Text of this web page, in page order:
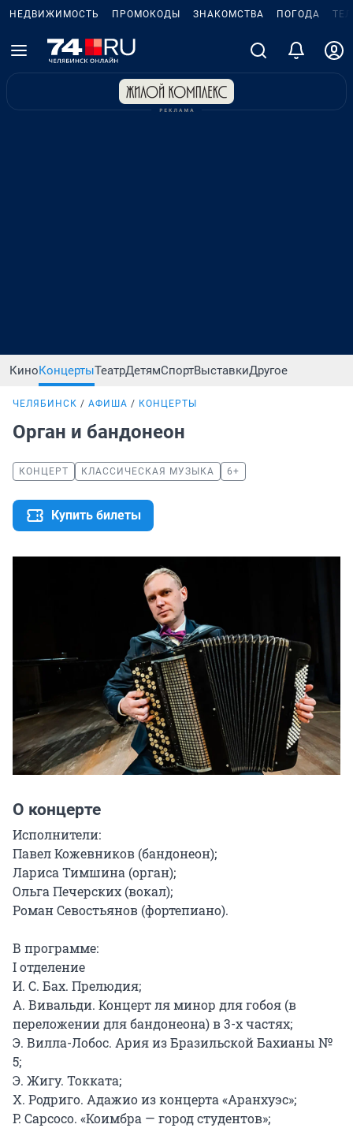
НЕДВИЖИМОСТЬ ПРОМОКОДЫ ЗНАКОМСТВА ПОГОДА
КиноКонцертыТеатрДетямСпортВыставкиДругое
ЧЕЛЯБИНСК АФИША КОНЦЕРТЫ
Орган и бандонеон
КОНЦЕРТ КЛАССИЧЕСКАЯ МУЗЫКА 6+
Купить билеты
О концерте
Исполнители:
Павел Кожевников (бандонеон);
Лариса Тимшина (орган);
Ольга Печерских (вокал);
Роман Севостьянов (фортепиано).
В программе:
I отделение
И. С. Бах. Прелюдия;
А. Вивальди. Концерт ля минор для гобоя (в
переложении для бандонеона) в 3-х частях;
Э. Вилла-Лобос. Ария из Бразильской Бахианы №
5;
Э. Жигу. Токката;
Х. Родриго. Адажио из концерта «Аранхуэс»;
Р. Сарсосо. «Коимбра — город студентов»;